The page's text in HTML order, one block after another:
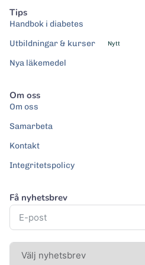
Tips
Handbok i diabetes
Utbildningar & kurser
Nytt
Nya läkemedel
Om oss
Om oss
Samarbeta
Kontakt
Integritetspolicy
Få nyhetsbrev